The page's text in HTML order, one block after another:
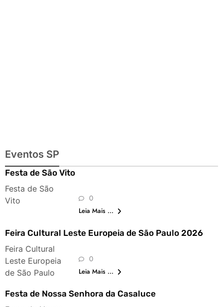
Eventos SP
Festa de São Vito
Festa de São
Vito
0
Leia Mais ...
Feira Cultural Leste Europeia de São Paulo 2026
Feira Cultural
Leste Europeia
de São Paulo
0
Leia Mais ...
Festa de Nossa Senhora da Casaluce